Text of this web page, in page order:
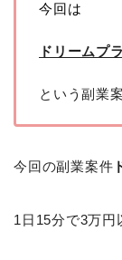
今回は
ドリームプ
という副業
今回の副業案件
1日15分で3万円